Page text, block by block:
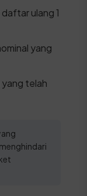
ulang 1
yang
yang telah